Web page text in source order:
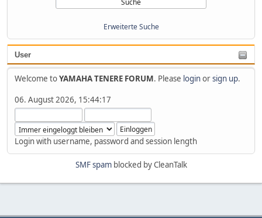
Erweiterte Suche
User
Welcome toYAMAHA TENERE FORUM. Please loginorsign up.
06. August 2026, 15:44:17
Login with username, password and session length
SMF spamblocked by CleanTalk